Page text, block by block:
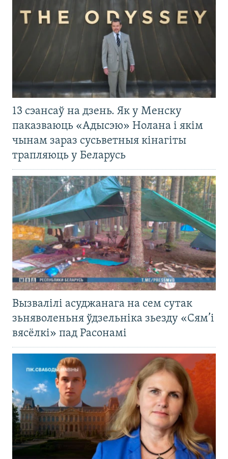
13 сэансаў на дзень. Як у Менску
паказваюць «Адысэю» Нолана і якім
чынам зараз сусьветныя кінагіты
трапляюць у Беларусь
Вызвалілі асуджанага на сем сутак
зьняволеньня ўдзельніка зьезду «Сям’і
вясёлкі» пад Расонамі